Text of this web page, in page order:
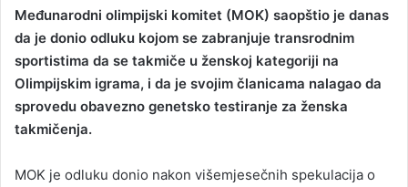
Međunarodni olimpijski komitet (MOK) saopštio je danas
da je donio odluku kojom se zabranjuje transrodnim
sportistima da se takmiče u ženskoj kategoriji na
Olimpijskim igrama, i da je svojim članicama nalagao da
sprovedu obavezno genetsko testiranje za ženska
takmičenja.
MOK je odluku donio nakon višemjesečnih spekulacija o